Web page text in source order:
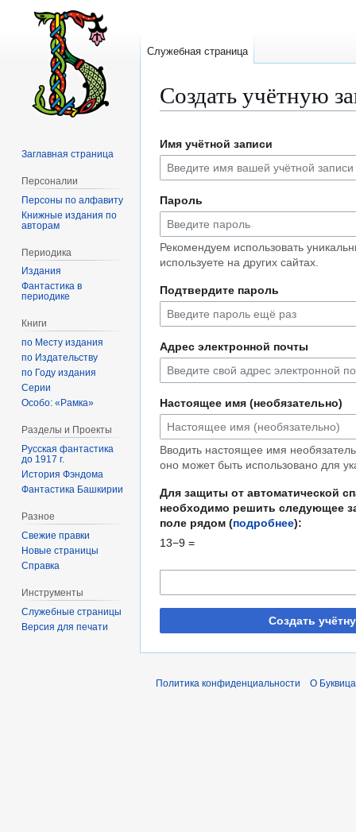
Создать учётную
к
навигации
к
поиску
Имя учётной записи
Пароль
Рекомендуем использовать
используете на других сайтах.
Подтвердите пароль
Адрес электронной почты
Настоящее имя (необязательно)
Вводить настоящее имя
оно может быть использовано для
Для защиты от автоматической
необходимо решить следующее
поле рядом (подробнее):
13−9 =
Создать
Служебная страница
Заглавная страница
Персоналии
Персоны по алфавиту
Книжные издания по
авторам
Периодика
Издания
Фантастика в
периодике
Книги
по Месту издания
по Издательству
по Году издания
Серии
Особо: «Рамка»
Разделы и Проекты
Русская фантастика
до 1917 г.
История Фэндома
Фантастика Башкирии
Разное
Свежие правки
Новые страницы
Справка
Инструменты
Служебные страницы
Версия для печати
Политика конфиденциальности О Буквица